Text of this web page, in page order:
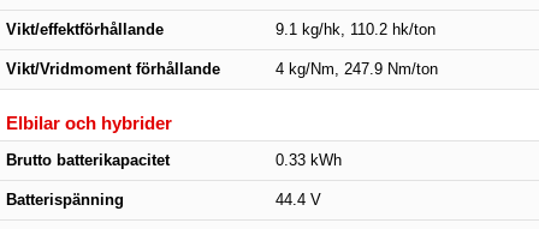
Vikt/effektförhållande 9.1 kg/hk, 110.2 hk/ton
Vikt/Vridmoment förhållande 4 kg/Nm, 247.9 Nm/ton
Elbilar och hybrider
Brutto batterikapacitet 0.33 kWh
Batterispänning 44.4 V